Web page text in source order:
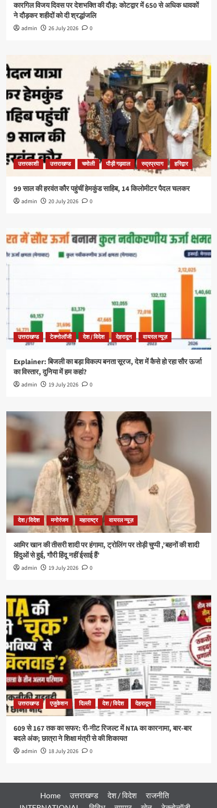
कारगिल विजय दिवस पर देशभक्ति की दौड़: कोटद्वार में 650 से अधिक धावकों
ने दौड़कर शहीदों को दी श्रद्धांजलि
admin 26 July 2026 0
उत्तरकाशी उत्तराखण्ड चमोली पौड़ी गढ़वाल रुद्रप्रयाग हरिद्वार
99 साल की हरवंत कौर पहुंचीं हेमकुंड साहिब, 14 किलोमीटर पैदल चलकर
admin 20 July 2026 0
उत्तराखण्ड टेक्नोलॉजी देश / विदेश देहरादून वायरल न्यूज़
Explainer: बिजली का बड़ा विकल्प बनता सूरज, देश में कैसे हो रहा सौर ऊर्जा
का विस्तार, दुनिया में हम कहां?
admin 19 July 2026 0
देश / विदेश मनोरंजन महाराष्ट्र वायरल न्यूज़
आमिर खान की तीसरी शादी पर हंगामा, ट्रोलिंग पर तोड़ी चुप्पी ,’बहनों की शादी
हिंदुओं से हुई, गौरी हिंदू नहीं ईसाई हैं’
admin 19 July 2026 0
उत्तराखण्ड एजुकेशन दिल्ली देश / विदेश देहरादून
609 से 167 तक का सफर: री-नीट रिजल्ट में NTA का कारनामा, बार-बार
बदले अंक; छात्रा ने शिक्षा मंत्री से की शिकायत
admin 18 July 2026 0
Home उत्तराखण्ड देश / विदेश
राजनीति